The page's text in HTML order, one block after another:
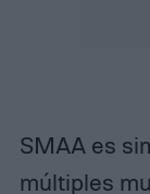
SMAA es
múltiples